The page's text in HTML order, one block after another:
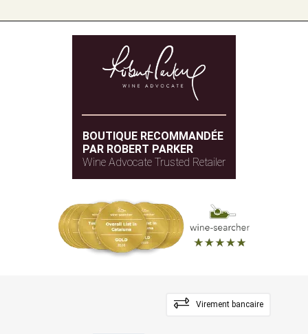
BOUTIQUE RECOMMANDÉE
PAR ROBERT PARKER
Wine Advocate Trusted Retailer
Virement bancaire